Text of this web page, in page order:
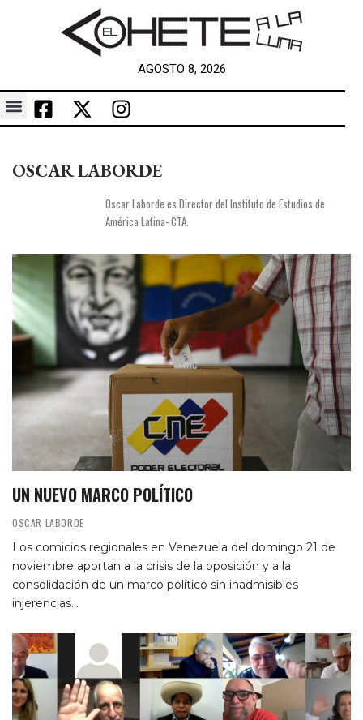
AGOSTO 8, 2026
OSCAR LABORDE
Oscar Laborde es Director del Instituto de Estudios de
América Latina- CTA.
UN NUEVO MARCO POLÍTICO
OSCAR LABORDE
Los comicios regionales en Venezuela del domingo 21 de
noviembre aportan a la crisis de la oposición y a la
consolidación de un marco político sin inadmisibles
injerencias…